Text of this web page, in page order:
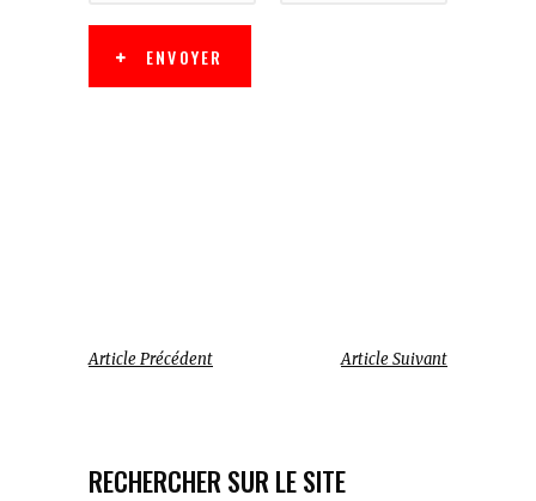
ENVOYER
Article Précédent Article Suivant
RECHERCHER SUR LE SITE